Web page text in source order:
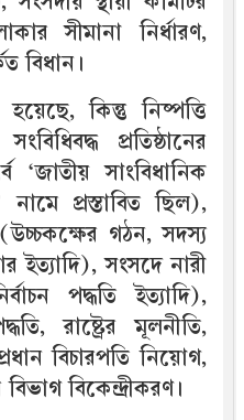
সীমানা নির্ধারণ,
বিধান।
কিন্তু নিষ্পত্তি
প্রতিষ্ঠানের
‘জাতীয় সাংবিধানিক
নামে প্রস্তাবিত ছিল),
(উচ্চকক্ষের গঠন, সদস্য
ইত্যাদি), সংসদে নারী
পদ্ধতি ইত্যাদি),
রাষ্ট্রের মূলনীতি,
বিচারপতি নিয়োগ,
বিকেন্দ্রীকরণ।